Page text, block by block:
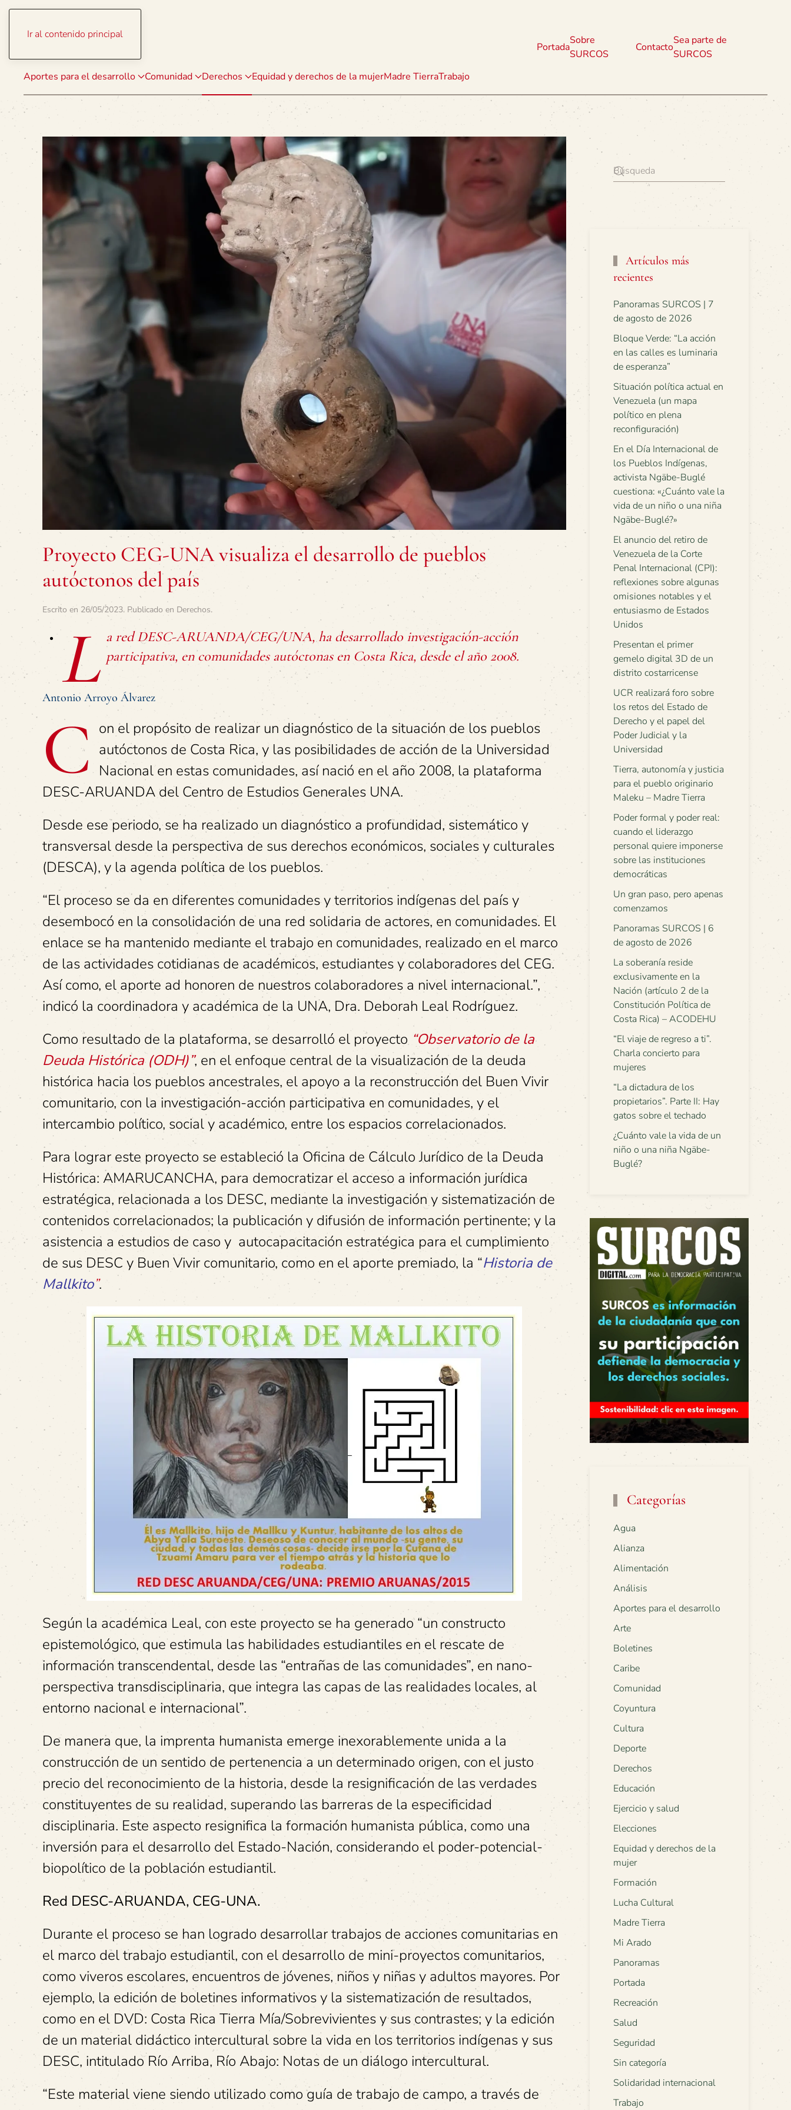
Ir al contenido principal
Aportes para el desarrollo Comunidad Derechos Equidad y derechos de la mujerMadre TierraTrabajo
Portada
Sobre
SURCOS
Contacto
Sea parte de
SURCOS
Proyecto CEG-UNA visualiza el desarrollo de pueblos
autóctonos del país
Escrito en 26/05/2023. Publicado en Derechos.
L a red DESC-ARUANDA/CEG/UNA, ha desarrollado investigación-acción
participativa, en comunidades autóctonas en Costa Rica, desde el año 2008.
Antonio Arroyo Álvarez
C on el propósito de realizar un diagnóstico de la situación de los pueblos
autóctonos de Costa Rica, y las posibilidades de acción de la Universidad
Nacional en estas comunidades, así nació en el año 2008, la plataforma
DESC-ARUANDA del Centro de Estudios Generales UNA.
Desde ese periodo, se ha realizado un diagnóstico a profundidad, sistemático y
transversal desde la perspectiva de sus derechos económicos, sociales y culturales
(DESCA), y la agenda política de los pueblos.
“El proceso se da en diferentes comunidades y territorios indígenas del país y
desembocó en la consolidación de una red solidaria de actores, en comunidades. El
enlace se ha mantenido mediante el trabajo en comunidades, realizado en el marco
de las actividades cotidianas de académicos, estudiantes y colaboradores del CEG.
Así como, el aporte ad honoren de nuestros colaboradores a nivel internacional.”,
indicó la coordinadora y académica de la UNA, Dra. Deborah Leal Rodríguez.
Como resultado de la plataforma, se desarrolló el proyecto “Observatorio de la
Deuda Histórica (ODH)”, en el enfoque central de la visualización de la deuda
histórica hacia los pueblos ancestrales, el apoyo a la reconstrucción del Buen Vivir
comunitario, con la investigación-acción participativa en comunidades, y el
intercambio político, social y académico, entre los espacios correlacionados.
Para lograr este proyecto se estableció la Oficina de Cálculo Jurídico de la Deuda
Histórica: AMARUCANCHA, para democratizar el acceso a información jurídica
estratégica, relacionada a los DESC, mediante la investigación y sistematización de
contenidos correlacionados; la publicación y difusión de información pertinente; y la
asistencia a estudios de caso y autocapacitación estratégica para el cumplimiento
de sus DESC y Buen Vivir comunitario, como en el aporte premiado, la “Historia de
Mallkito”.
Según la académica Leal, con este proyecto se ha generado “un constructo
epistemológico, que estimula las habilidades estudiantiles en el rescate de
información transcendental, desde las “entrañas de las comunidades”, en nano-
perspectiva transdisciplinaria, que integra las capas de las realidades locales, al
entorno nacional e internacional”.
De manera que, la imprenta humanista emerge inexorablemente unida a la
construcción de un sentido de pertenencia a un determinado origen, con el justo
precio del reconocimiento de la historia, desde la resignificación de las verdades
constituyentes de su realidad, superando las barreras de la especificidad
disciplinaria. Este aspecto resignifica la formación humanista pública, como una
inversión para el desarrollo del Estado-Nación, considerando el poder-potencial-
biopolítico de la población estudiantil.
Red DESC-ARUANDA, CEG-UNA.
Durante el proceso se han logrado desarrollar trabajos de acciones comunitarias en
el marco del trabajo estudiantil, con el desarrollo de mini-proyectos comunitarios,
como viveros escolares, encuentros de jóvenes, niños y niñas y adultos mayores. Por
ejemplo, la edición de boletines informativos y la sistematización de resultados,
como en el DVD: Costa Rica Tierra Mía/Sobrevivientes y sus contrastes; y la edición
de un material didáctico intercultural sobre la vida en los territorios indígenas y sus
DESC, intitulado Río Arriba, Río Abajo: Notas de un diálogo intercultural.
“Este material viene siendo utilizado como guía de trabajo de campo, a través de
Artículos más
recientes
Panoramas SURCOS | 7
de agosto de 2026
Bloque Verde: “La acción
en las calles es luminaria
de esperanza”
Situación política actual en
Venezuela (un mapa
político en plena
reconfiguración)
En el Día Internacional de
los Pueblos Indígenas,
activista Ngäbe-Buglé
cuestiona: «¿Cuánto vale la
vida de un niño o una niña
Ngäbe-Buglé?»
El anuncio del retiro de
Venezuela de la Corte
Penal Internacional (CPI):
reflexiones sobre algunas
omisiones notables y el
entusiasmo de Estados
Unidos
Presentan el primer
gemelo digital 3D de un
distrito costarricense
UCR realizará foro sobre
los retos del Estado de
Derecho y el papel del
Poder Judicial y la
Universidad
Tierra, autonomía y justicia
para el pueblo originario
Maleku – Madre Tierra
Poder formal y poder real:
cuando el liderazgo
personal quiere imponerse
sobre las instituciones
democráticas
Un gran paso, pero apenas
comenzamos
Panoramas SURCOS | 6
de agosto de 2026
La soberanía reside
exclusivamente en la
Nación (artículo 2 de la
Constitución Política de
Costa Rica) – ACODEHU
“El viaje de regreso a ti”.
Charla concierto para
mujeres
“La dictadura de los
propietarios”. Parte II: Hay
gatos sobre el techado
¿Cuánto vale la vida de un
niño o una niña Ngäbe-
Buglé?
Categorías
Agua
Alianza
Alimentación
Análisis
Aportes para el desarrollo
Arte
Boletines
Caribe
Comunidad
Coyuntura
Cultura
Deporte
Derechos
Educación
Ejercicio y salud
Elecciones
Equidad y derechos de la
mujer
Formación
Lucha Cultural
Madre Tierra
Mi Arado
Panoramas
Portada
Recreación
Salud
Seguridad
Sin categoría
Solidaridad internacional
Trabajo